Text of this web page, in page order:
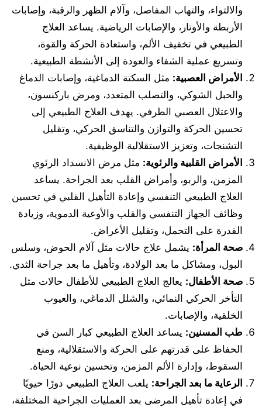
والالتواء، والتهاب المفاصل، وآلام الظهر والرقبة، وإصابات
الأربطة والأوتار، والإصابات الرياضية. يساعد العلاج
الطبيعي في تخفيف الألم، واستعادة الحركة والقوة،
وتسريع عملية الشفاء والعودة إلى الأنشطة الطبيعية.
الأمراض العصبية: مثل السكتة الدماغية، وإصابات الدماغ
والحبل الشوكي، والتصلب المتعدد، ومرض باركنسون،
والاعتلال العصبي الطرفي. يهدف العلاج الطبيعي إلى
تحسين الحركة والتوازن والتناسق الحركي، وتقليل
التشنجات، وتعزيز الاستقلالية الوظيفية.
الأمراض القلبية والرئوية: مثل مرض الانسداد الرئوي
المزمن، والربو، وأمراض القلب بعد الجراحة. يساعد
العلاج الطبيعي التنفسي وإعادة التأهيل القلبي في تحسين
وظائف الجهاز التنفسي والقلب والأوعية الدموية، وزيادة
القدرة على التحمل، وتقليل الأعراض.
صحة المرأة: يشمل علاج حالات مثل آلام الحوض، وسلس
البول، ومشاكل ما بعد الولادة، وتأهيل ما بعد جراحة الثدي.
صحة الأطفال: يعالج العلاج الطبيعي للأطفال حالات مثل
التأخر الحركي النمائي، والشلل الدماغي، والعيوب
الخلقية، والإصابات.
طب المسنين: يساعد العلاج الطبيعي كبار السن في
الحفاظ على قدرتهم على الحركة والاستقلالية، ومنع
السقوط، وإدارة الألم المزمن، وتحسين نوعية الحياة.
الرعاية ما بعد الجراحة: يلعب العلاج الطبيعي دورًا حيويًا
في إعادة تأهيل المرضى بعد العمليات الجراحية المختلفة،